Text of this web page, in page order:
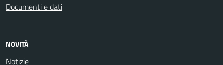
Documenti e dati
NOVITÀ
Notizie